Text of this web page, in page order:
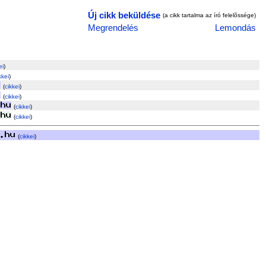
Új cikk beküldése (a cikk tartalma az író felelõssége)
Megrendelés Lemondás
)
)
(cikkei)
(cikkei)
(cikkei)
(cikkei)
(cikkei)